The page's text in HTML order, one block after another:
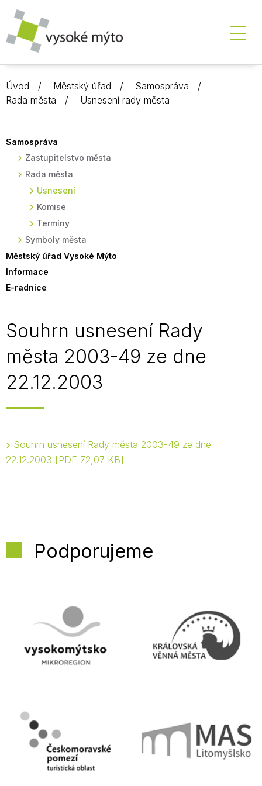
Úvod Městský úřad
Samospráva
Rada města
Usnesení rady města
Samospráva
Zastupitelstvo města
Rada města
Usnesení
Komise
Termíny
Symboly města
Městský úřad Vysoké Mýto
Informace
E-radnice
Souhrn usnesení Rady
města 2003-49 ze dne
22.12.2003
Souhrn usnesení Rady města 2003-49 ze dne
22.12.2003
PDF 72,07 KB
Podporujeme